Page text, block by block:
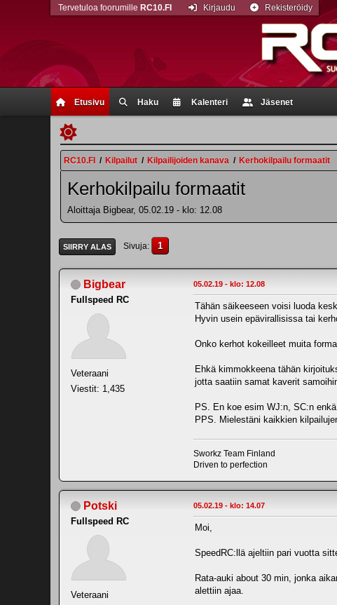
Etusivu Haku Kalenteri Jäsenet
Tervetuloa foorumille RC10.FI Kirjaudu Rekisteröidy
RC10.FI / Kilpailut / Kilpailijoiden kanava / Kerhokilpailu formaatit
Kerhokilpailu formaatit
Aloittaja Bigbear, 05.02.19 - klo: 12.08
SIIRRY ALAS Sivuja 1
Bigbear
Fullspeed RC
Veteraani
Viestit: 1,435
05.02.19 - klo: 12.08
Tähän säikeeseen voisi luoda
Hyvin usein epävirallisissa tai
Onko kerhot kokeilleet muita
Ehkä kimmokkeena tähän
jotta saatiin samat kaverit
PS. En koe esim WJ:n, SC:n
PPS. Mielestäni kaikkien
Sworkz Team Finland
Driven to perfection
Potski
Fullspeed RC
Veteraani
05.02.19 - klo: 14.07
Moi,
SpeedRC:llä ajeltiin pari vuotta
Rata-auki about 30 min, jonka
alettiin ajaa.